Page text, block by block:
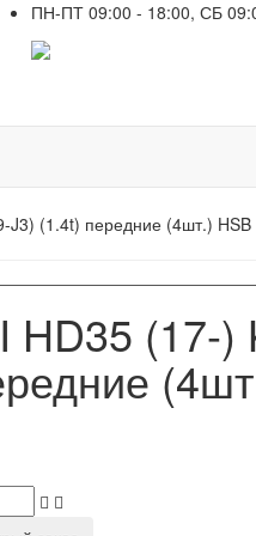
ПН-ПТ 09:00 - 18:00, СБ
J3) (1.4t) передние (4шт.)
HD35 (17-)